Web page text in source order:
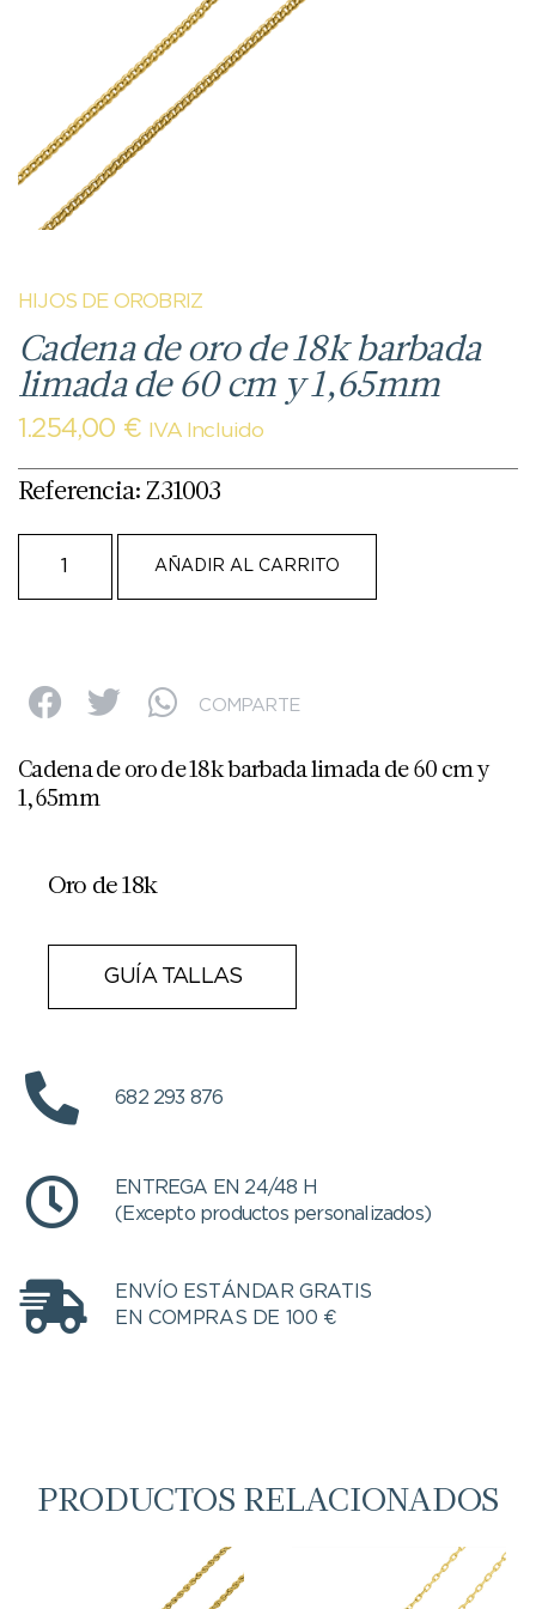
HIJOS DE OROBRIZ
Cadena de oro de 18k barbada
limada de 60 cm y 1,65mm
1.254,00 € IVA Incluido
Referencia: Z31003
AÑADIR AL CARRITO
COMPARTE
Cadena de oro de 18k barbada limada de 60 cm y
1,65mm
Oro de 18k
GUÍA TALLAS
682 293 876
ENTREGA EN 24/48 H
(Excepto productos personalizados)
ENVÍO ESTÁNDAR GRATIS
EN COMPRAS DE 100 €
PRODUCTOS RELACIONADOS